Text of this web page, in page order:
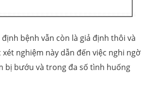
bệnh vẫn còn là giả định thôi và
nghiệm này dẫn đến việc nghi ngờ
bị bướu và trong đa số tình huống